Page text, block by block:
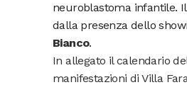
neuroblastoma infantile.
dalla presenza dello
Bianco.
In allegato il calendario
manifestazioni di Villa